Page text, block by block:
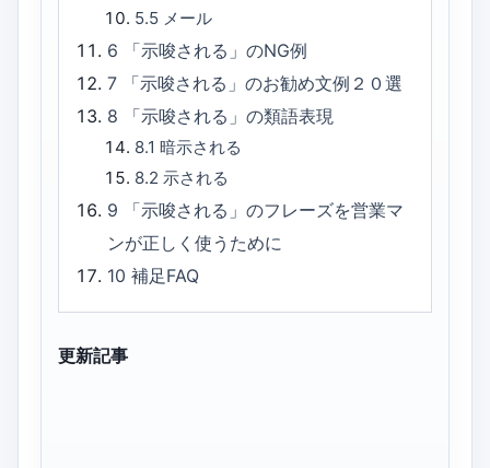
5.5 メール
6
「示唆される」のNG例
7
「示唆される」のお勧め文例２０選
8
「示唆される」の類語表現
8.1 暗示される
8.2 示される
9
「示唆される」のフレーズを営業マ
ンが正しく使うために
10補足FAQ
更新記事